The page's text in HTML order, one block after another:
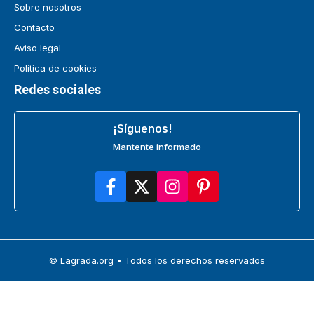
Sobre nosotros
Contacto
Aviso legal
Política de cookies
Redes sociales
¡Síguenos!
Mantente informado
© Lagrada.org • Todos los derechos reservados